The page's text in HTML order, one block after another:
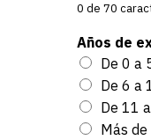
0 de 70
Años de
De 0 a
De 6 a
De 11
Más de